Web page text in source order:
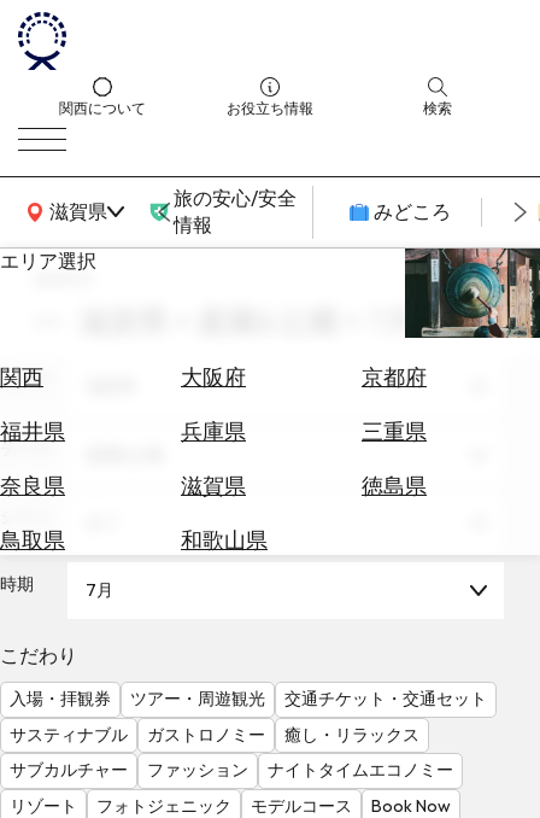
関西について お役立ち情報 検索
滋賀県
関西広域MAP
旅の安心/安全
情報
みどころ
エリア選択
関西 大阪府
京都府
福井県
兵庫県
三重県
奈良県
滋賀県
徳島県
鳥取県
和歌山県
エ
券
テ
を
調
べ
る
天
気
を
見
る
search
エリア
テーマ
時期 7月
こだわり
入場・拝観券 ツアー・周遊観光
交通チケット・交通セット
サスティナブル
ガストロノミー
癒し・リラックス
サブカルチャー
ファッション
ナイトタイムエコノミー
リゾート
フォトジェニック モデルコース Book Now